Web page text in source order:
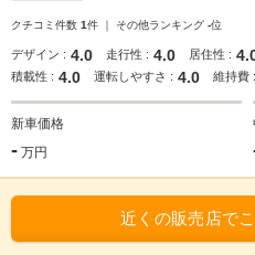
クチコミ件数 1件 ｜ その他ランキング -位
デザイン : 4.0 走行性 : 4.0 居住性 :
積載性 : 4.0 運転しやすさ : 4.0 維持費 :
新車価格
- 万円
近くの販売店で